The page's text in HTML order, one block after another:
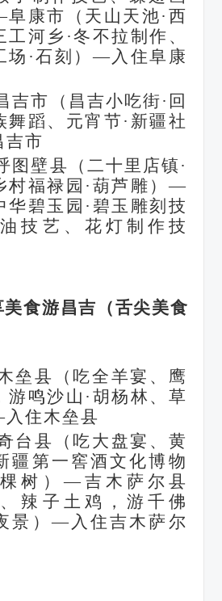
康市（天山天池·西
河乡·冬不拉制作、
场·石刻）—入住阜康
市（昌吉小吃街·回
舞蹈、元宵节·新疆社
市
壁县（二十里店镇·
村福禄园·葫芦雕）—
华碧玉园·碧玉雕刻技
技艺、花灯制作技
食游昌吉（舌尖美食
垒县（吃全羊宴、鹰
游鸣沙山·胡杨林、草
住木垒县
台县（吃大盘宴、黄
疆第一窖酒文化博物
树）—吉木萨尔县
辣子土鸡，游千佛
景）—入住吉木萨尔